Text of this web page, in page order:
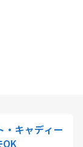
・キャディー